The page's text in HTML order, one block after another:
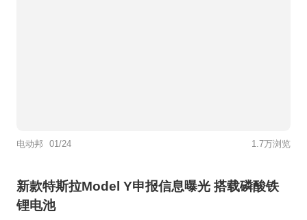
电动邦 01/24 1.7万浏览
新款特斯拉Model Y申报信息曝光 搭载磷酸铁
锂电池